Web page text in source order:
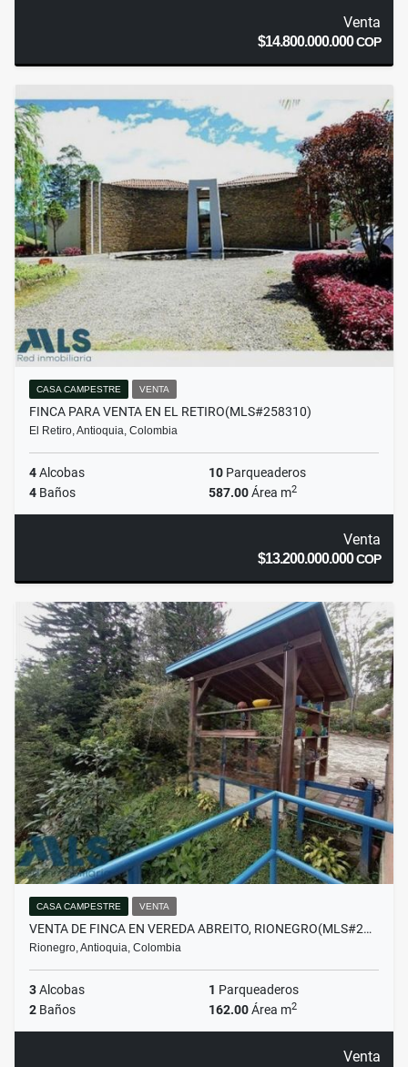
Venta
$14.800.000.000COP
CASA CAMPESTRE VENTA
FINCA PARA VENTA EN EL RETIRO(MLS#258310)
El Retiro, Antioquia, Colombia
4Alcobas 10 Parqueaderos
4 Baños 587.00Área m2
Venta
$13.200.000.000COP
CASA CAMPESTRE VENTA
VENTA DE FINCA EN VEREDA ABREITO, RIONEGRO(MLS#2…
Rionegro, Antioquia, Colombia
3Alcobas 1 Parqueaderos
2 Baños 162.00Área m2
Venta